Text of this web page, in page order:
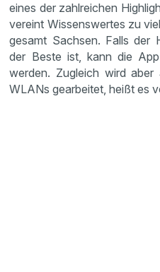
eines der zahlreichen
vereint Wissenswertes zu
gesamt Sachsen. Falls der
der Beste ist, kann die
werden. Zugleich wird
WLANs gearbeitet, heißt es